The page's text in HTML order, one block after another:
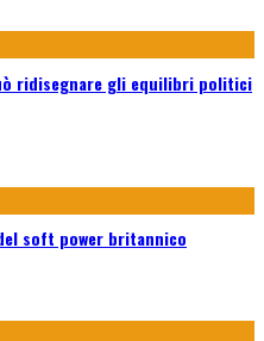
ridisegnare gli equilibri politici
soft power britannico